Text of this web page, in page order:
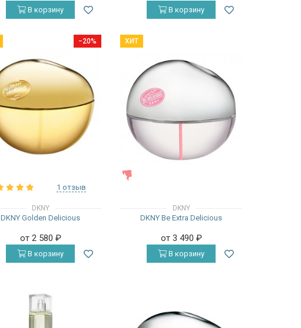
В корзину В корзину
−20%
1 отзыв
DKNY
DKNY Golden Delicious
от 2 580 ₽
В корзину
ХИТ
DKNY
DKNY Be Extra Delicious
от 3 490 ₽
В корзину